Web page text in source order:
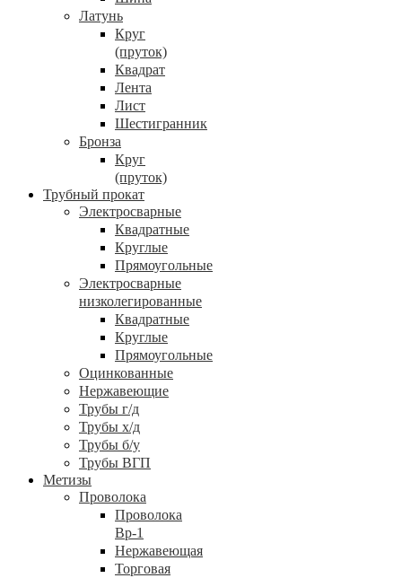
Латунь
Круг
(пруток)
Квадрат
Лента
Лист
Шестигранник
Бронза
Круг
(пруток)
Трубный прокат
Электросварные
Квадратные
Круглые
Прямоугольные
Электросварные
низколегированные
Квадратные
Круглые
Прямоугольные
Оцинкованные
Нержавеющие
Трубы г/д
Трубы х/д
Трубы б/у
Трубы ВГП
Метизы
Проволока
Проволока
Вр-1
Нержавеющая
Торговая